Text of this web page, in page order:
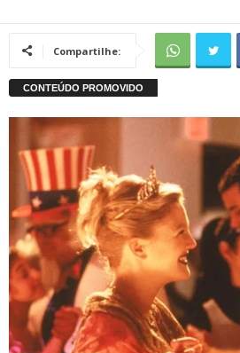
Compartilhe: